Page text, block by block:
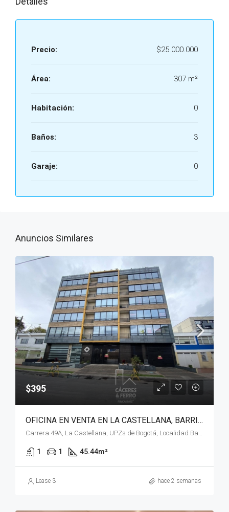
Precio: $25.000.000
Área: 307 m²
Habitación: 0
Baños: 3
Garaje: 0
Anuncios Similares
$395
OFICINA EN VENTA EN LA CASTELLANA, BARRIOS UNIDOS, BOGOTÁ, D.C. – (1074)
Carrera 49A, La Castellana, UPZs de Bogotá, Localidad Barrios Unidos, Bogotá, Bogotá, Distrito Capital, RAP (Especial) Central, 111211, Colombia
1 1 45.44m²
Lease 3 hace 2 semanas